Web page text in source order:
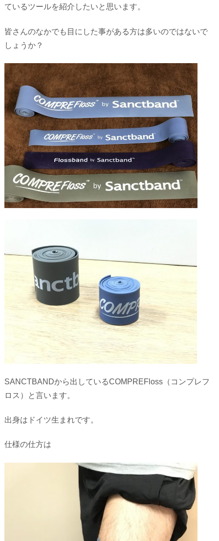
ているツールを紹介したいと思います。
皆さんのなかでも目にした事がある方は多いのではないで
しょうか？
SANCTBANDから出しているCOMPREFloss（コンプレフ
ロス）と言います。
出身はドイツ生まれです。
仕様の仕方は